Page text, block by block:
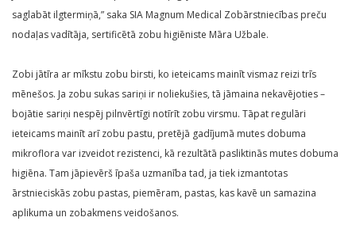
saglabāt ilgtermiņā,” saka SIA Magnum Medical Zobārstniecības preču
nodaļas vadītāja, sertificētā zobu higiēniste Māra Užbale.
Zobi jātīra ar mīkstu zobu birsti, ko ieteicams mainīt vismaz reizi trīs
mēnešos. Ja zobu sukas sariņi ir noliekušies, tā jāmaina nekavējoties –
bojātie sariņi nespēj pilnvērtīgi notīrīt zobu virsmu. Tāpat regulāri
ieteicams mainīt arī zobu pastu, pretējā gadījumā mutes dobuma
mikroflora var izveidot rezistenci, kā rezultātā pasliktinās mutes dobuma
higiēna. Tam jāpievērš īpaša uzmanība tad, ja tiek izmantotas
ārstnieciskās zobu pastas, piemēram, pastas, kas kavē un samazina
aplikuma un zobakmens veidošanos.